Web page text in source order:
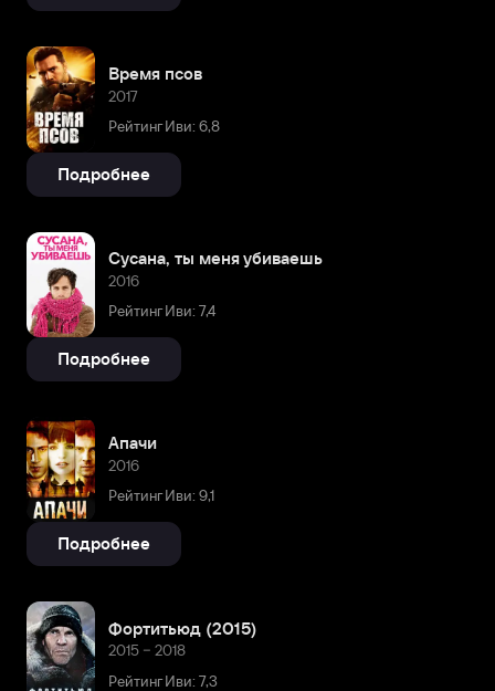
Время псов
2017
Рейтинг Иви: 6,8
Подробнее
Сусана, ты меня убиваешь
2016
Рейтинг Иви: 7,4
Подробнее
Апачи
2016
Рейтинг Иви: 9,1
Подробнее
Фортитьюд (2015)
2015 – 2018
Рейтинг Иви: 7,3